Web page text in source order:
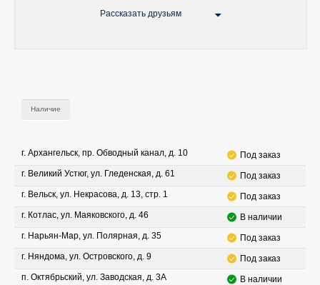
Рассказать друзьям
Наличие
г. Архангельск, пр. Обводный канал, д. 10
Под заказ
г. Великий Устюг, ул. Гледенская, д. 61
Под заказ
г. Вельск, ул. Некрасова, д. 13, стр. 1
Под заказ
г. Котлас, ул. Маяковского, д. 46
В наличии
г. Нарьян-Мар, ул. Полярная, д. 35
Под заказ
г. Няндома, ул. Островского, д. 9
Под заказ
п. Октябрьский, ул. Заводская, д. 3А
В наличии